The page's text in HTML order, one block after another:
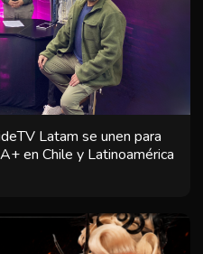
Latam se unen para
en Chile y Latinoamérica